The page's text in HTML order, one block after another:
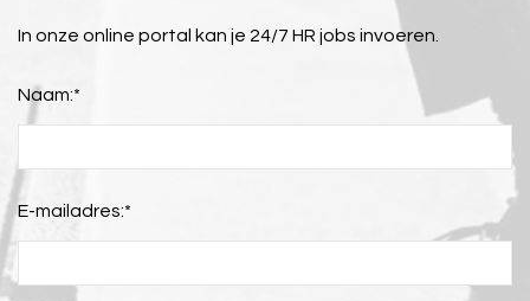
In onze online portal kan je 24/7 HR jobs invoeren.
Naam:*
E-mailadres:*